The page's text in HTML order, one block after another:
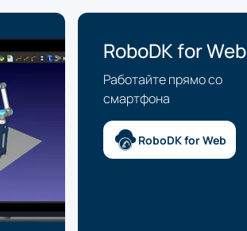
RoboDK for Web
Работайте прямо со
смартфона
RoboDK for Web